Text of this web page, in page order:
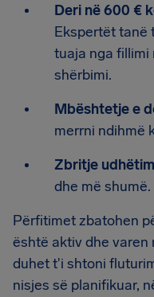
Deri në 600 €
Ekspertët tanë
tuaja nga fillimi
shërbimi.
Mbështetje e
merrni ndihmë
Zbritje
dhe më shumë.
Përfitimet zbatohen
është aktiv dhe varen
duhet t'i shtoni
nisjes së planifikuar,